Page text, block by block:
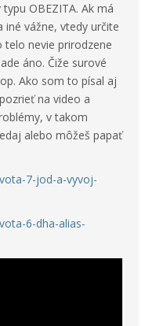
OBEZITA. Ak má
vážne, vtedy určite
nevie prirodzene
áno. Čiže surové
Ako som to písal aj
na video a
v takom
alebo môžeš papať
7-jod-a-vyvoj-
6-dha-alias-